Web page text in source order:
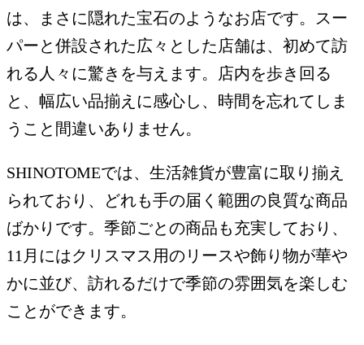
は、まさに隠れた宝石のようなお店です。スー
パーと併設された広々とした店舗は、初めて訪
れる人々に驚きを与えます。店内を歩き回る
と、幅広い品揃えに感心し、時間を忘れてしま
うこと間違いありません。
SHINOTOMEでは、生活雑貨が豊富に取り揃え
られており、どれも手の届く範囲の良質な商品
ばかりです。季節ごとの商品も充実しており、
11月にはクリスマス用のリースや飾り物が華や
かに並び、訪れるだけで季節の雰囲気を楽しむ
ことができます。